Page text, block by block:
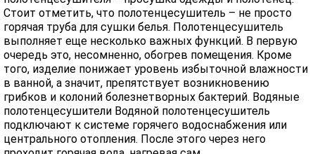
Стоит отметить, что полотенцесушитель – не просто
горячая труба для сушки белья. Полотенцесушитель
выполняет еще несколько важных функций. В первую
очередь это, несомненно, обогрев помещения. Кроме
того, изделие понижает уровень избыточной влажности
в ванной, а значит, препятствует возникновению
грибков и колоний болезнетворных бактерий. Водяные
полотенцесушители Водяной полотенцесушитель
подключают к системе горячего водоснабжения или
центрального отопления. После этого через него